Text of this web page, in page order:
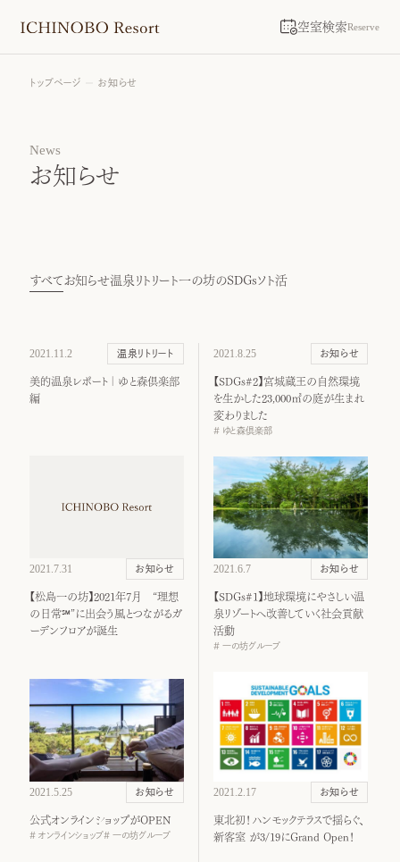
空室検索Reserve
トップページ お知らせ
News
お知らせ
すべてお知らせ温泉リトリート一の坊のSDGsソト活
2021.11.2 温泉リトリート
美的温泉レポート｜ゆと森倶楽部
編
2021.8.25 お知らせ
【SDGs#2】宮城蔵王の自然環境
を生かした23,000㎡の庭が生まれ
変わりました
ゆと森倶楽部
2021.7.31 お知らせ
【松島⼀の坊】2021年7月 “理想
の日常℠”に出会う風とつながるガ
ーデンフロアが誕生
2021.6.7 お知らせ
【SDGs#1】地球環境にやさしい温
泉リゾートへ改善していく社会貢献
活動
一の坊グループ
2021.5.25 お知らせ
公式オンラインショップがOPEN
オンラインショップ 一の坊グループ
2021.2.17 お知らせ
東北初！ハンモックテラスで揺らぐ、
新客室 が3/19にGrand Open！